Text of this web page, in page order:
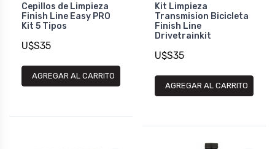
Cepillos de Limpieza
Finish Line Easy PRO
Kit 5 Tipos
U$S35
AGREGAR AL CARRITO
Kit Limpieza
Transmision Bicicleta
Finish Line
Drivetrainkit
U$S35
AGREGAR AL CARRITO